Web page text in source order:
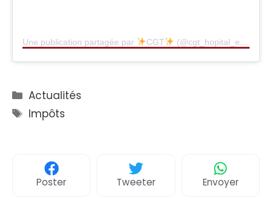
Une publication partagée par CGT (@cgt_hopital_evreux_vernon)
Catégories
Actualités
Étiquettes
Impôts
Poster Tweeter Envoyer